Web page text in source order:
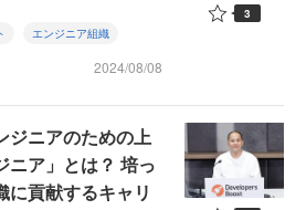
エンジニア組織
2024/08/08
3
ジニアのための上
ニア」とは？ 培っ
に貢献するキャリ